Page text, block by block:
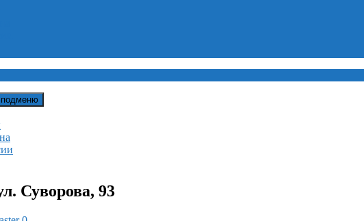
подменю
Суворова, 93